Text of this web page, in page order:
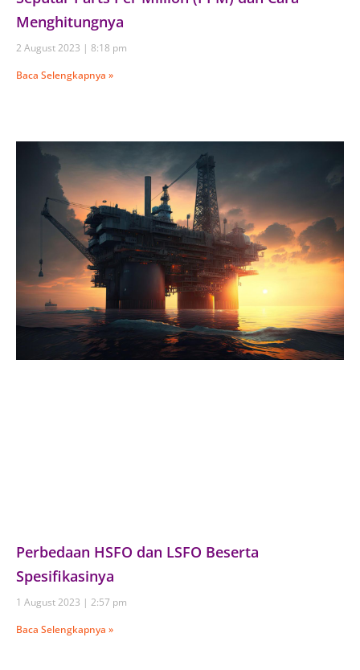
Menghitungnya
2 August 2023
8:18 pm
Baca Selengkapnya »
Perbedaan HSFO dan LSFO Beserta
Spesifikasinya
1 August 2023
2:57 pm
Baca Selengkapnya »